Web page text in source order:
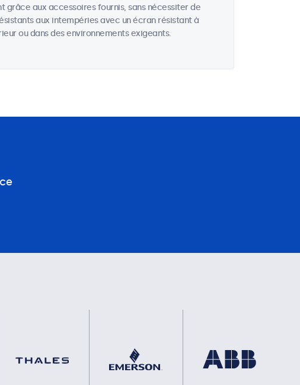
aux accessoires fournis, sans nécessiter de
aux intempéries avec un écran résistant à
ou dans des environnements exigeants.